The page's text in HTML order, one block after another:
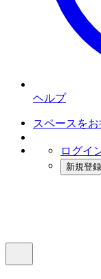
ヘルプ
スペースを
ログイ
新規登録